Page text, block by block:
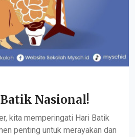
Nasional!
kita memperingati Hari Batik
penting untuk merayakan dan